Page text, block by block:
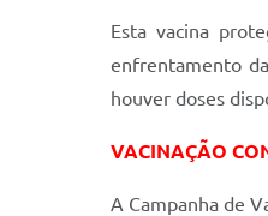
Esta vacina
enfrentamento
houver doses
VACINAÇÃO
A Campanha de